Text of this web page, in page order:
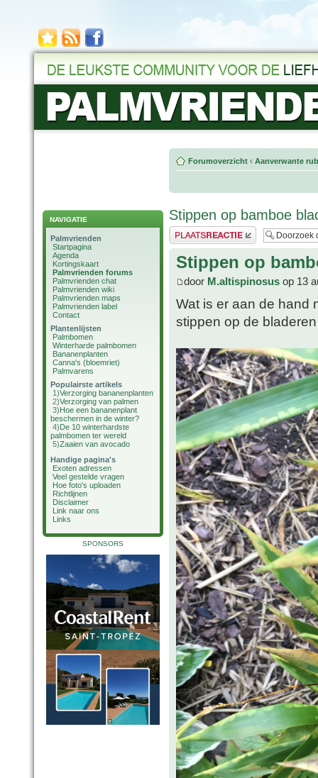
NAVIGATIE
Palmvrienden
Startpagina
Agenda
Kortingskaart
Palmvrienden forums
Palmvrienden chat
Palmvrienden wiki
Palmvrienden maps
Palmvrienden label
Contact
Plantenlijsten
Palmbomen
Winterharde palmbomen
Bananenplanten
Canna's (bloemriet)
Palmvarens
Populairste artikels
1)Verzorging bananenplanten
2)Verzorging van palmen
3)Hoe een bananenplant
beschermen in de winter?
4)De 10 winterhardste
palmbomen ter wereld
5)Zaaien van avocado
Handige pagina's
Exoten adressen
Veel gestelde vragen
Hoe foto's uploaden
Richtlijnen
Disclaimer
Link naar ons
Links
SPONSORS
Forumoverzicht ‹ Aanverwante
Stippen op bamboe
Plaats een reactie
Stippen op
door M.altispinosus op 13
Wat is er aan de hand
stippen op de bladeren